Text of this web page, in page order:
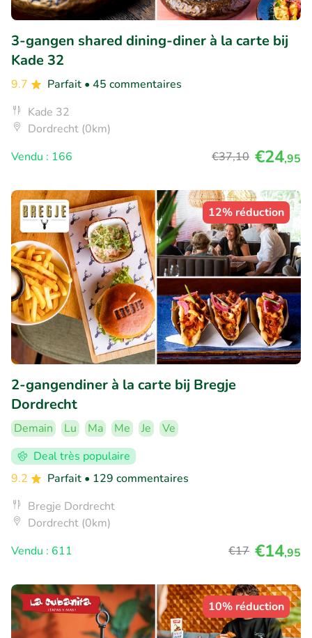
3-gangen shared dining-diner à la carte bij
Kade 32
9.7 Parfait • 45 commentaires
Kade 32
Dordrecht (0km)
Vendu : 166
€37,10 €24,95
12% réduction
2-gangendiner à la carte bij Bregje
Dordrecht
Demain Lu Ma Me Je
Ve
Deal très populaire
9.2
Parfait • 129 commentaires
Bregje Dordrecht
Dordrecht (0km)
Vendu : 611
€17 €14,95
10% réduction